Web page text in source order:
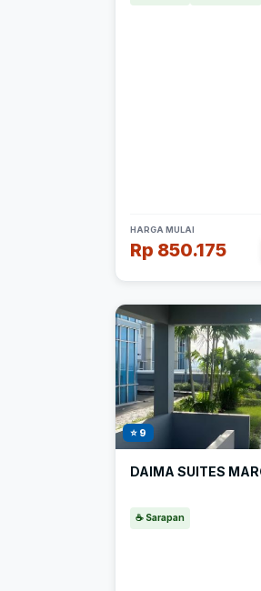
HARGA MULAI
Rp 850.175
⭐ 9
DAIMA SUITES
☕ Sarapan